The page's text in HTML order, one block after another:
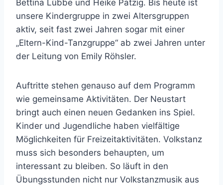
Bettina Lübbe und Heike Patzig. Bis heute ist
unsere Kindergruppe in zwei Altersgruppen
aktiv, seit fast zwei Jahren sogar mit einer
„Eltern-Kind-Tanzgruppe“ ab zwei Jahren unter
der Leitung von Emily Röhsler.
Auftritte stehen genauso auf dem Programm
wie gemeinsame Aktivitäten. Der Neustart
bringt auch einen neuen Gedanken ins Spiel.
Kinder und Jugendliche haben vielfältige
Möglichkeiten für Freizeitaktivitäten. Volkstanz
muss sich besonders behaupten, um
interessant zu bleiben. So läuft in den
Übungsstunden nicht nur Volkstanzmusik aus